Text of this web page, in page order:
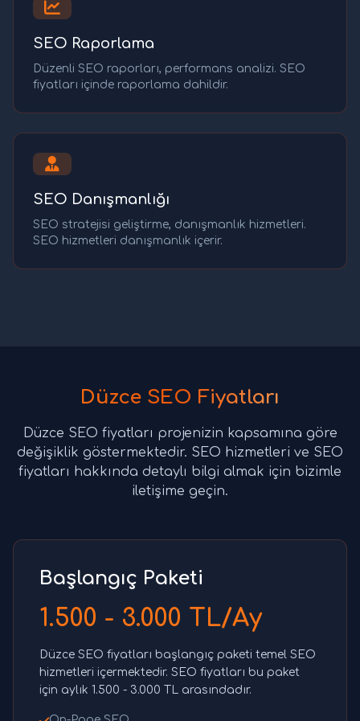
SEO Raporlama
Düzenli SEO raporları, performans analizi. SEO
fiyatları içinde raporlama dahildir.
SEO Danışmanlığı
SEO stratejisi geliştirme, danışmanlık hizmetleri.
SEO hizmetleri danışmanlık içerir.
Düzce SEO Fiyatları
Düzce SEO fiyatları projenizin kapsamına göre
değişiklik göstermektedir. SEO hizmetleri ve SEO
fiyatları hakkında detaylı bilgi almak için bizimle
iletişime geçin.
Başlangıç Paketi
1.500 - 3.000 TL/Ay
Düzce SEO fiyatları başlangıç paketi temel SEO
hizmetleri içermektedir. SEO fiyatları bu paket
için aylık 1.500 - 3.000 TL arasındadır.